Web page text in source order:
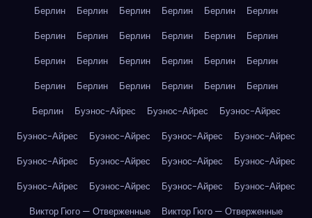
Берлин Берлин Берлин Берлин Берлин
Берлин
Берлин
Берлин Берлин Берлин Берлин
Берлин
Берлин
Берлин Берлин Берлин Берлин
Берлин
Берлин
Берлин Берлин Берлин Берлин
Берлин
Берлин
Буэнос-Айрес Буэнос-Айрес
Буэнос-Айрес
Буэнос-Айрес
Буэнос-Айрес Буэнос-Айрес
Буэнос-Айрес
Буэнос-Айрес
Буэнос-Айрес Буэнос-Айрес
Буэнос-Айрес
Буэнос-Айрес
Буэнос-Айрес Буэнос-Айрес
Буэнос-Айрес
Виктор Гюго — Отверженные
Виктор Гюго — Отверженные